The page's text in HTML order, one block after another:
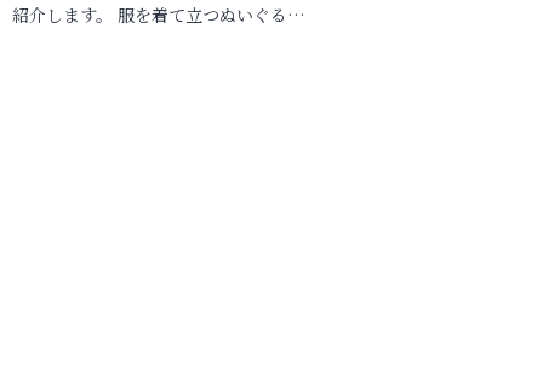
紹介します。 服を着て立つぬいぐる…